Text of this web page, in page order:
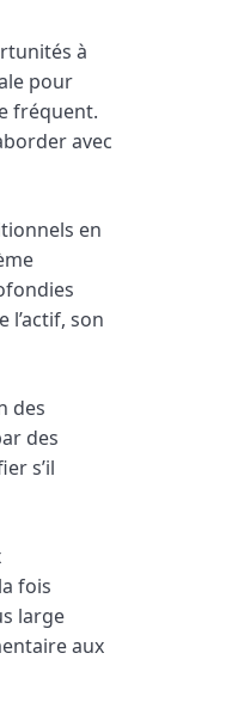
à
pour
fréquent.
avec
en
l’actif, son
des
des
s’il
fois
large
aux